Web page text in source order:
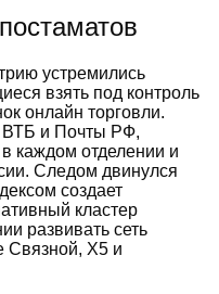
устремились
взять под контроль
онлайн торговли.
ВТБ и Почты РФ,
каждом отделении и
Следом двинулся
создает
кластер
развивать сеть
Связной, X5 и